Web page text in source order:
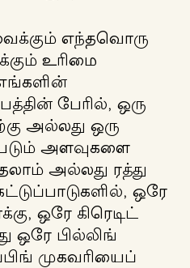
எந்தவொரு
உரிமை
பேரில், ஒரு
அல்லது ஒரு
அளவுகளை
அல்லது ரத்து
ஒரே
ஒரே கிரெடிட்
ஒரே பில்லிங்
முகவரியைப்